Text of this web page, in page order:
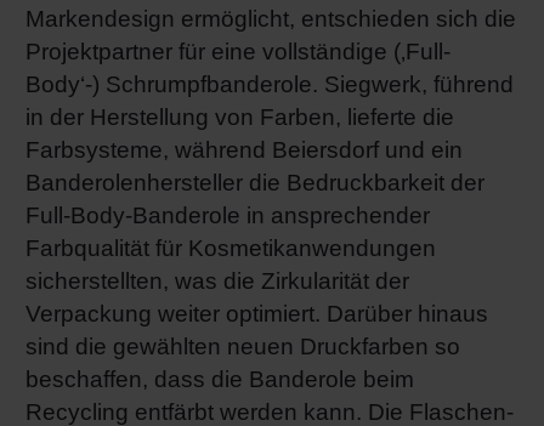
Markendesign ermöglicht, entschieden sich die
Projektpartner für eine vollständige (‚Full-
Body‘-) Schrumpfbanderole. Siegwerk, führend
in der Herstellung von Farben, lieferte die
Farbsysteme, während Beiersdorf und ein
Banderolenhersteller die Bedruckbarkeit der
Full-Body-Banderole in ansprechender
Farbqualität für Kosmetikanwendungen
sicherstellten, was die Zirkularität der
Verpackung weiter optimiert. Darüber hinaus
sind die gewählten neuen Druckfarben so
beschaffen, dass die Banderole beim
Recycling entfärbt werden kann. Die Flaschen-